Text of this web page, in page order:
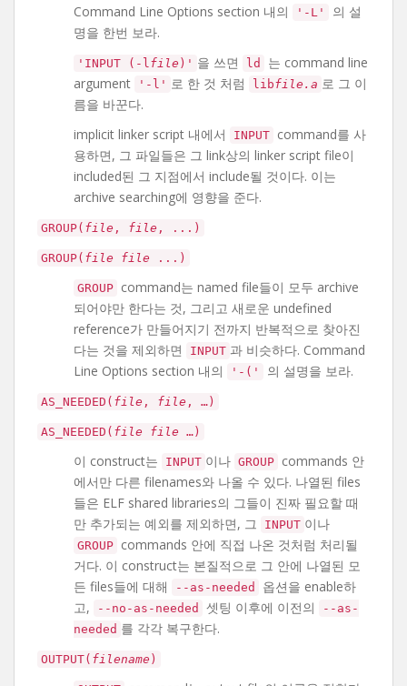
Command Line Options section 내의
'-L'
의 설
명을 한번 보라.
'INPUT (-lfile )' 을 쓰면 ld
는 command line
argument
'-l' 로 한 것 처럼 libfile.a 로 그 이
름을 바꾼다.
implicit linker script 내에서
INPUT command를 사
용하면, 그 파일들은 그 link상의 linker script file이
included된 그 지점에서 include될 것이다. 이는
archive searching에 영향을 준다.
GROUP( file , file , ...)
GROUP( file file ...)
GROUP command는 named file들이 모두 archive
되어야만 한다는 것, 그리고 새로운 undefined
reference가 만들어지기 전까지 반복적으로 찾아진
다는 것을 제외하면
INPUT 과 비슷하다. Command
Line Options section 내의
'-(' 의 설명을 보라.
AS_NEEDED( file , file , …)
AS_NEEDED( file file …)
이 construct는 INPUT 이나 GROUP commands 안
에서만 다른 filenames와 나올 수 있다. 나열된 files
들은 ELF shared libraries의 그들이 진짜 필요할 때
만 추가되는 예외를 제외하면, 그
INPUT 이나
GROUP commands 안에 직접 나온 것처럼 처리될
거다. 이 construct는 본질적으로 그 안에 나열된 모
든 files들에 대해
--as-needed
옵션을 enable하
고,
--no-as-needed 셋팅 이후에 이전의
--as-
needed 를 각각 복구한다.
OUTPUT( filename )